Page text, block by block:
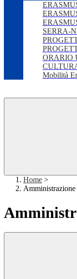
SERRA-
ORARIO
Mobilità
Home >
Amministrazione